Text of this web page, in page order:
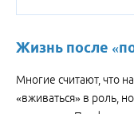
Жизнь после
Многие считают, что
«вживаться» в роль,